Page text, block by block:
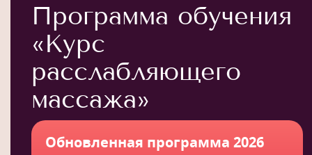
Программа обучения
«Курс
расслабляющего
массажа»
Обновленная программа 2026